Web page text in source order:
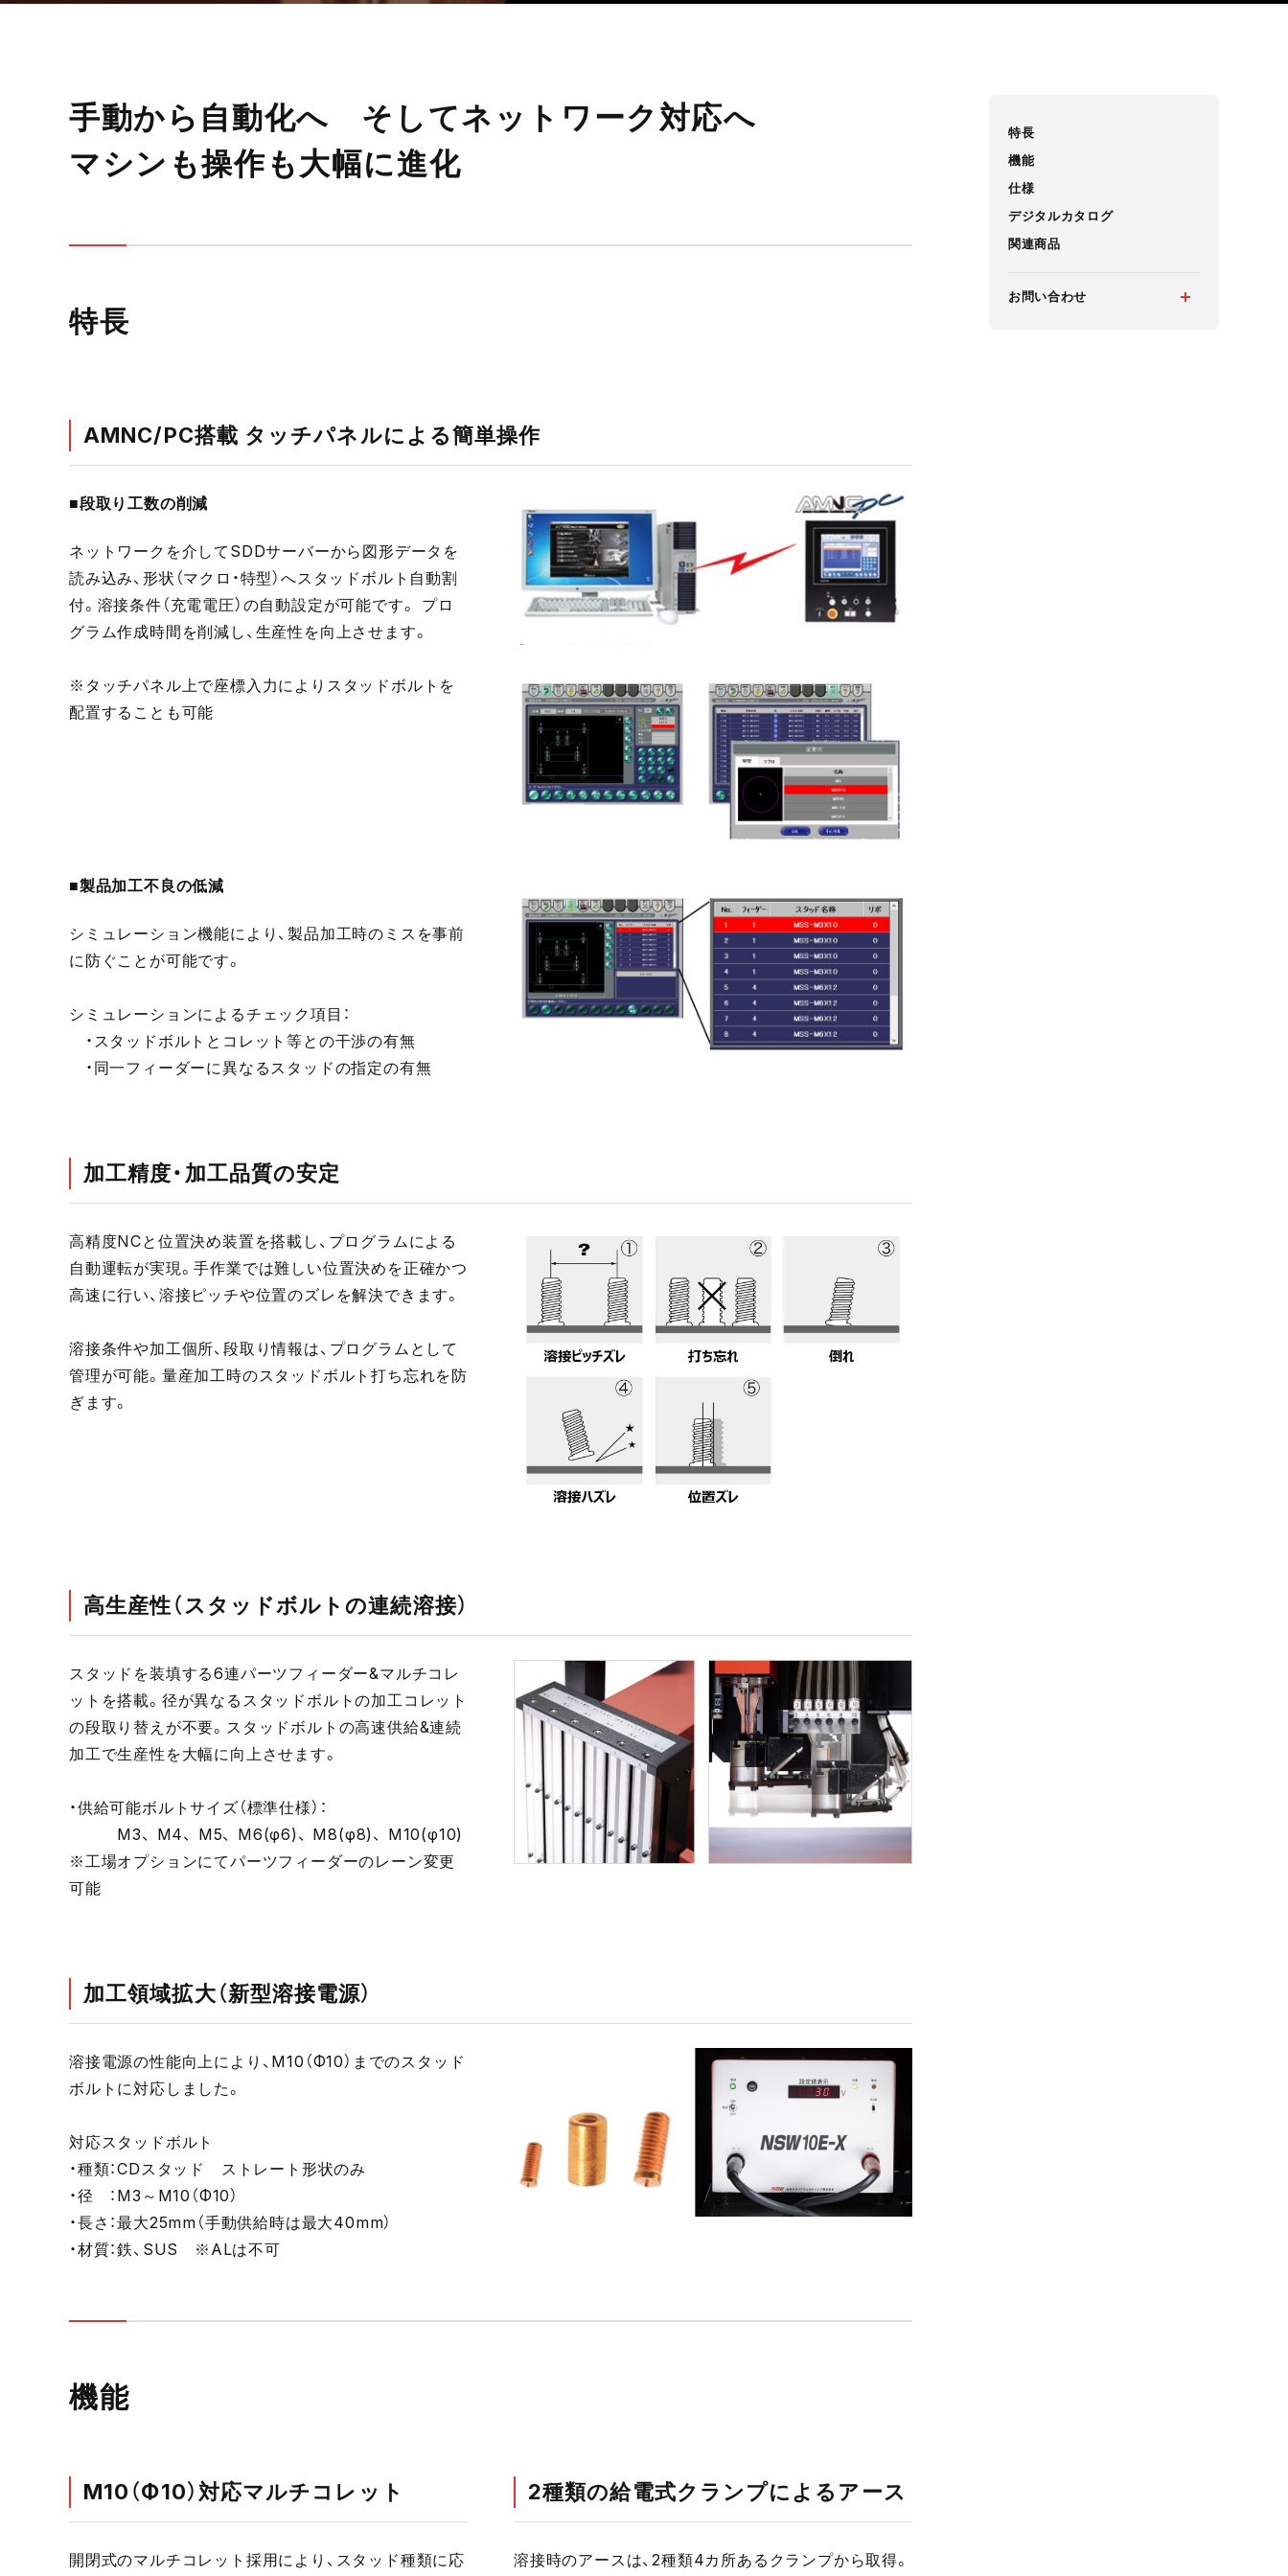
手動から自動化へ そしてネットワーク対応へ
マシンも操作も大幅に進化
特長
AMNC/PC搭載 タッチパネルによる簡単操作
■段取り工数の削減
ネットワークを介してSDDサーバーから図形データを
読み込み、形状（マクロ・特型）へスタッドボルト自動割
付。溶接条件（充電電圧）の自動設定が可能です。 プロ
グラム作成時間を削減し、生産性を向上させます。
※タッチパネル上で座標入力によりスタッドボルトを
配置することも可能
■製品加工不良の低減
シミュレーション機能により、製品加工時のミスを事前
に防ぐことが可能です。
シミュレーションによるチェック項目：
・スタッドボルトとコレット等との干渉の有無
・同一フィーダーに異なるスタッドの指定の有無
加工精度・加工品質の安定
高精度NCと位置決め装置を搭載し、プログラムによる
自動運転が実現。手作業では難しい位置決めを正確かつ
高速に行い、溶接ピッチや位置のズレを解決できます。
溶接条件や加工個所、段取り情報は、プログラムとして
管理が可能。量産加工時のスタッドボルト打ち忘れを防
ぎます。
高生産性（スタッドボルトの連続溶接）
スタッドを装填する6連パーツフィーダー&マルチコレ
ットを搭載。径が異なるスタッドボルトの加工コレット
の段取り替えが不要。スタッドボルトの高速供給&連続
加工で生産性を大幅に向上させます。
・供給可能ボルトサイズ（標準仕様）：
M3、 M4、 M5、 M6(φ6)、 M8(φ8)、 M10(φ10)
※工場オプションにてパーツフィーダーのレーン変更
可能
加工領域拡大（新型溶接電源）
溶接電源の性能向上により、M10（Φ10）までのスタッド
ボルトに対応しました。
対応スタッドボルト
・種類：CDスタッド ストレート形状のみ
・径 ：M3～M10（Φ10）
・長さ：最大25mm（手動供給時は最大40mm）
・材質：鉄、SUS ※ALは不可
機能
M10（Φ10）対応マルチコレット
開閉式のマルチコレット採用により、スタッド種類に応
2種類の給電式クランプによるアース
溶接時のアースは、2種類4カ所あるクランプから取得。
特長
機能
仕様
デジタルカタログ
関連商品
お問い合わせ